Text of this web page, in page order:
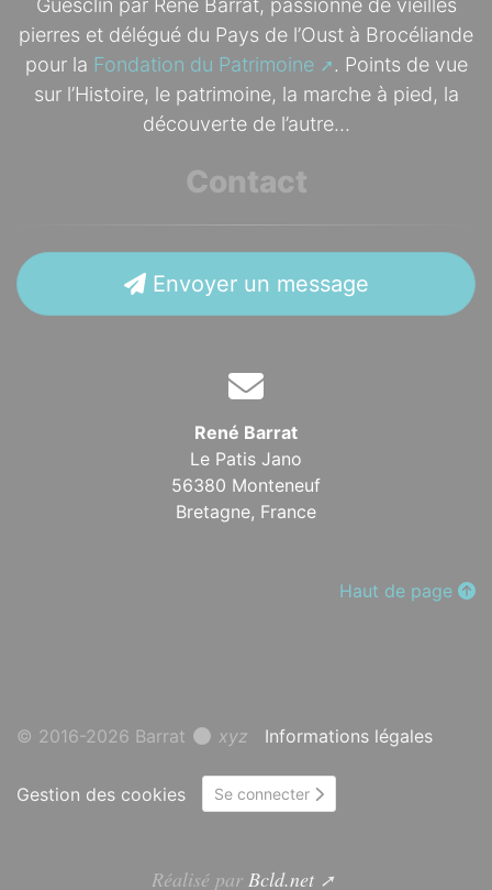
Guesclin par René Barrat, passionné de vieilles
pierres et délégué du Pays de l’Oust à Brocéliande
pour la Fondation du Patrimoine
. Points de vue
sur l’Histoire, le patrimoine, la marche à pied, la
découverte de l’autre...
Contact
Envoyer un message
René Barrat
Le Patis Jano
56380 Monteneuf
Bretagne, France
Haut de page
© 2016-2026 Barrat xyz Informations légales
Gestion des cookies Se connecter
Réalisé par Bcld.net